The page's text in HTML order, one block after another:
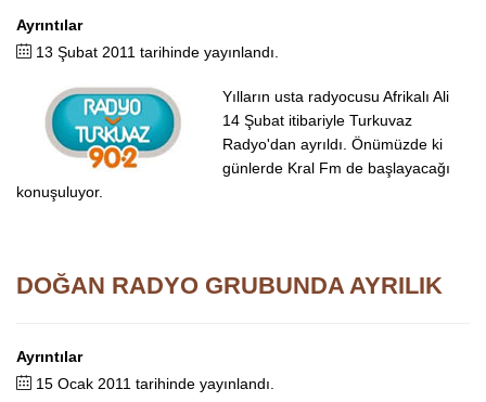
Ayrıntılar
13 Şubat 2011 tarihinde yayınlandı.
Yılların usta radyocusu Afrikalı Ali
14 Şubat itibariyle Turkuvaz
Radyo'dan ayrıldı. Önümüzde ki
günlerde Kral Fm de başlayacağı
konuşuluyor.
DOĞAN RADYO GRUBUNDA AYRILIK
Ayrıntılar
15 Ocak 2011 tarihinde yayınlandı.